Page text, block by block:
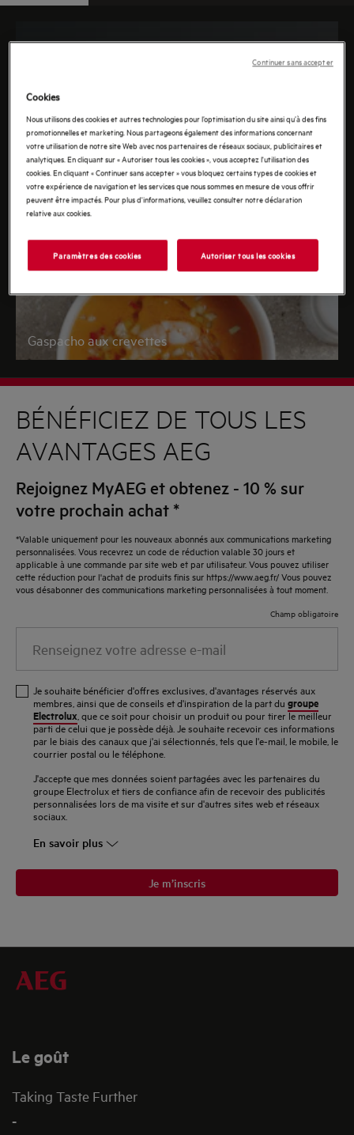
Pain maison lardons
Gaspacho aux crevettes
BÉNÉFICIEZ DE TOUS LES
AVANTAGES AEG
Rejoignez MyAEG et obtenez - 10 % sur
votre prochain achat *
*Valable uniquement pour les nouveaux abonnés aux communications marketing
personnalisées. Vous recevrez un code de réduction valable 30 jours et
applicable à une commande par site web et par utilisateur. Vous pouvez utiliser
cette réduction pour l'achat de produits finis sur https://www.aeg.fr/ Vous pouvez
vous désabonner des communications marketing personnalisées à tout moment.
Champ obligatoire
votre
e-
mail
Je souhaite bénéficier d'offres exclusives, d'avantages réservés aux
membres, ainsi que de conseils et d'inspiration de la part du groupe
Electrolux , que ce soit pour choisir un produit ou pour tirer le meilleur
parti de celui que je possède déjà. Je souhaite recevoir ces informations
par le biais des canaux que j'ai sélectionnés, tels que l'e-mail, le mobile, le
courrier postal ou le téléphone.
J'accepte que mes données soient partagées avec les partenaires du
groupe Electrolux et tiers de confiance afin de recevoir des publicités
personnalisées lors de ma visite et sur d'autres sites web et réseaux
sociaux.
En savoir plus
Je m’inscris
Le goût
Taking Taste Further
-
Cookies
Nous utilisons des cookies et autres technologies pour l’optimisation du site ainsi qu’à des fins
promotionnelles et marketing. Nous partageons également des informations concernant
votre utilisation de notre site Web avec nos partenaires de réseaux sociaux, publicitaires et
analytiques. En cliquant sur « Autoriser tous les cookies », vous acceptez l'utilisation des
cookies. En cliquant « Continuer sans accepter » vous bloquez certains types de cookies et
votre expérience de navigation et les services que nous sommes en mesure de vous offrir
peuvent être impactés. Pour plus d'informations, veuillez consulter notre déclaration
relative aux cookies.
Paramètres des cookies Autoriser tous les cookies
Continuer sans accepter